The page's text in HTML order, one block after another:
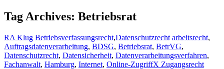
Tag Archives: Betriebsrat
RA Klug Betriebsverfassungsrecht,Datenschutzrecht arbeitsrecht,
Auftragsdatenverarbeitung, BDSG, Betriebsrat, BetrVG,
Datenschutzrecht, Datensicherheit, Datenverarbeitungsverfahren,
Fachanwalt, Hamburg, Internet, Online-ZugriffX Zugangsrecht